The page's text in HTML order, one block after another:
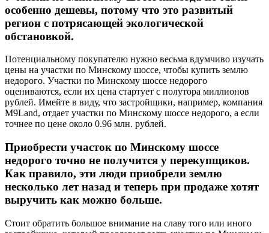
особенно дешевы, потому что это развитый
регион с потрясающей экологической
обстановкой.
Потенциальному покупателю нужно весьма вдумчиво изучать
цены на участки по Минскому шоссе, чтобы купить землю
недорого. Участки по Минскому шоссе недорого
оцениваются, если их цена стартует с полутора миллионов
рублей. Имейте в виду, что застройщики, например, компания
M9Land, отдает участки по Минскому шоссе недорого, а если
точнее по цене около 0.96 млн. рублей.
Приобрести участок по Минскому шоссе
недорого точно не получится у перекупщиков.
Как правило, эти люди приобрели землю
несколько лет назад и теперь при продаже хотят
выручить как можно больше.
Стоит обратить большое внимание на славу того или иного